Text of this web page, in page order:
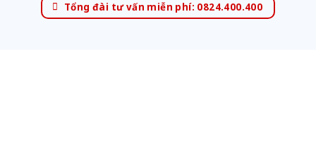
Tổng đài tư vấn miễn phí: 0824.400.400